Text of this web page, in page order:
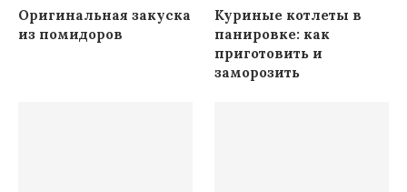
Оригинальная закуска
из помидоров
Куриные котлеты в
панировке: как
приготовить и
заморозить